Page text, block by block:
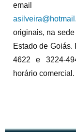
originais, na
Estado de
4622 e 3224-
horário comercial.